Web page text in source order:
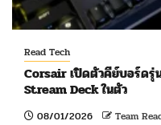
Read Tech
Corsair เปิดตัวคีย์บอร์ดรุ่
Stream Deck ในตัว
08/01/2026 Team